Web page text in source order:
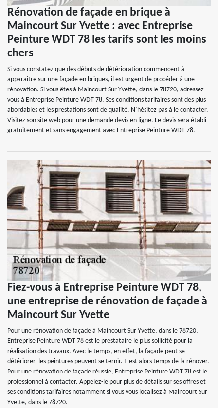
Rénovation de façade en brique à
Maincourt Sur Yvette : avec Entreprise
Peinture WDT 78 les tarifs sont les moins
chers
Si vous constatez que des débuts de détérioration commencent à
apparaitre sur une façade en briques, il est urgent de procéder à une
rénovation. Si vous êtes à Maincourt Sur Yvette, dans le 78720, adressez-
vous à Entreprise Peinture WDT 78. Ses conditions tarifaires sont des plus
abordables et les prestations sont de qualité. N’hésitez pas à le contacter.
Visitez son site web pour une demande devis en ligne. Le devis sera établi
gratuitement et sans engagement avec Entreprise Peinture WDT 78.
Fiez-vous à Entreprise Peinture WDT 78,
une entreprise de rénovation de façade à
Maincourt Sur Yvette
Pour une rénovation de façade à Maincourt Sur Yvette, dans le 78720,
Entreprise Peinture WDT 78 est le prestataire le plus sollicité pour la
réalisation des travaux. Avec le temps, en effet, la façade peut se
détériorer, les peintures peuvent se ternir. Il est alors temps de la rénover.
Pour une rénovation de façade réussie, Entreprise Peinture WDT 78 est le
professionnel à contacter. Appelez-le pour plus de détails sur ses offres et
ses conditions tarifaires notamment si vous vous localisez à Maincourt Sur
Yvette, dans le 78720.